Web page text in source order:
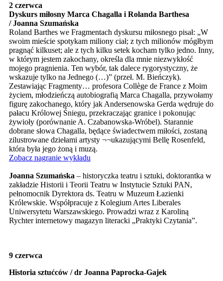
2 czerwca
Dyskurs miłosny Marca Chagalla i Rolanda Barthesa
/ Joanna Szumańska
Roland Barthes we Fragmentach dyskursu miłosnego pisał: „W
swoim mieście spotykam miliony ciał; z tych milionów mógłbym
pragnąć kilkuset; ale z tych kilku setek kocham tylko jedno. Inny,
w którym jestem zakochany, określa dla mnie niezwykłość
mojego pragnienia. Ten wybór, tak dalece rygorystyczny, że
wskazuje tylko na Jednego (…)” (przeł. M. Bieńczyk).
Zestawiając Fragmenty… profesora Collège de France z Moim
życiem, młodzieńczą autobiografią Marca Chagalla, przywołamy
figurę zakochanego, który jak Andersenowska Gerda wędruje do
pałacu Królowej Śniegu, przekraczając granice i pokonując
żywioły (porównanie A. Czabanowska-Wróbel). Starannie
dobrane słowa Chagalla, będące świadectwem miłości, zostaną
zilustrowane dziełami artysty ¬¬ukazującymi Bellę Rosenfeld,
która była jego żoną i muzą.
Zobacz nagranie wykładu
Joanna Szumańska – historyczka teatru i sztuki, doktorantka w
zakładzie Historii i Teorii Teatru w Instytucie Sztuki PAN,
pełnomocnik Dyrektora ds. Teatru w Muzeum Łazienki
Królewskie. Współpracuje z Kolegium Artes Liberales
Uniwersytetu Warszawskiego. Prowadzi wraz z Karoliną
Rychter internetowy magazyn literacki „Praktyki Czytania”.
9 czerwca
Historia sztućców / dr Joanna Paprocka-Gajek